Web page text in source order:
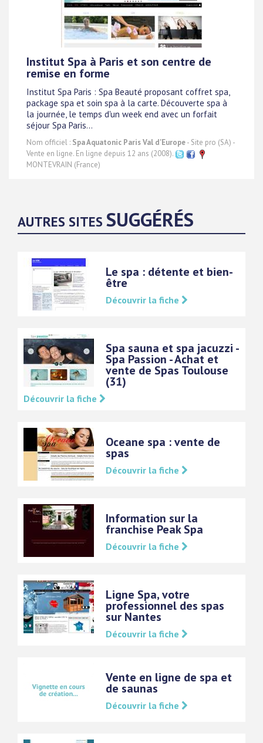
Institut Spa à Paris et son centre de
remise en forme
Institut Spa Paris : Spa Beauté proposant coffret spa,
package spa et soin spa à la carte. Découverte spa à
la journée, le temps d'un week end avec un forfait
séjour Spa Paris...
Nom officiel : Spa Aquatonic Paris Val d'Europe- Site pro (SA) -
Vente en ligne. En ligne depuis 12 ans (2008).
MONTEVRAIN (France)
AUTRES SITES SUGGÉRÉS
Le spa : détente et bien-
être
Découvrir la fiche
Spa sauna et spa jacuzzi -
Spa Passion - Achat et
vente de Spas Toulouse
(31)
Découvrir la fiche
Oceane spa : vente de
spas
Découvrir la fiche
Information sur la
franchise Peak Spa
Découvrir la fiche
Ligne Spa, votre
professionnel des spas
sur Nantes
Découvrir la fiche
Vente en ligne de spa et
de saunas
Découvrir la fiche